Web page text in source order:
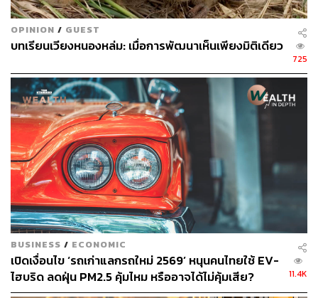
OPINION / GUEST
บทเรียนเวียงหนองหล่ม: เมื่อการพัฒนาเห็นเพียงมิติเดียว
725
BUSINESS / ECONOMIC
เปิดเงื่อนไข ‘รถเก่าแลกรถใหม่ 2569’ หนุนคนไทยใช้ EV-
ไฮบริด ลดฝุ่น PM2.5 คุ้มไหม หรืออาจได้ไม่คุ้มเสีย?
11.4K